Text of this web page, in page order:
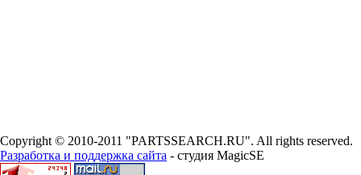
Copyright © 2010-2011 "PARTSSEARCH.RU". All rights reserved.
Разработка и поддержка сайта - студия MagicSE